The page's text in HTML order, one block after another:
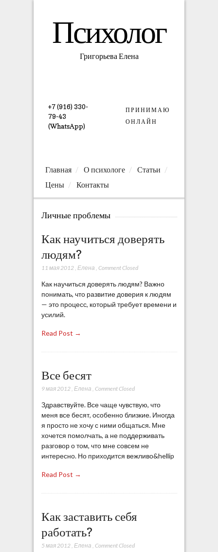
Психолог
Григорьева Елена
+7 (916) 330-
79-43
(WhatsApp)
ПРИНИМАЮ
ОНЛАЙН
Главная О психологе
Статьи
Цены
Контакты
Личные проблемы
Как научиться доверять
людям?
11 мая 2012, Елена Comment Closed
Как научиться доверять людям? Важно
понимать, что развитие доверия к людям
— это процесс, который требует времени и
усилий.
Read Post →
Все бесят
9 мая 2012, Елена Comment Closed
Здравствуйте. Все чаще чувствую, что
меня все бесят, особенно близкие. Иногда
я просто не хочу с ними общаться. Мне
хочется помолчать, а не поддерживать
разговор о том, что мне совсем не
интересно. Но приходится вежливо&hellip
Read Post →
Как заставить себя
работать?
5 мая 2012, Елена Comment Closed